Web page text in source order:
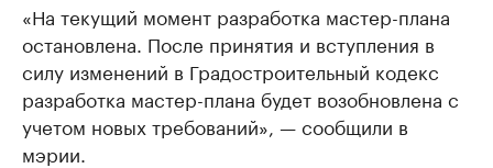
«На текущий момент разработка мастер-плана
остановлена. После принятия и вступления в
силу изменений в Градостроительный кодекс
разработка мастер-плана будет возобновлена с
учетом новых требований», — сообщили в
мэрии.